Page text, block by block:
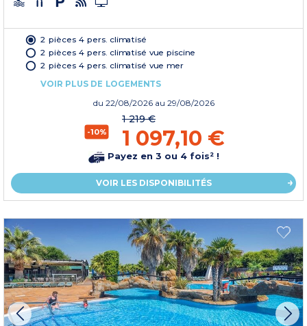
2 pièces 4 pers. climatisé
2 pièces 4 pers. climatisé vue piscine
2 pièces 4 pers. climatisé vue mer
VOIR PLUS DE LOGEMENTS
du 22/08/2026 au 29/08/2026
-10%
1 219 €
1 097,10 €
Payez en 3 ou 4 fois² !
VOIR LES DISPONIBILITÉS